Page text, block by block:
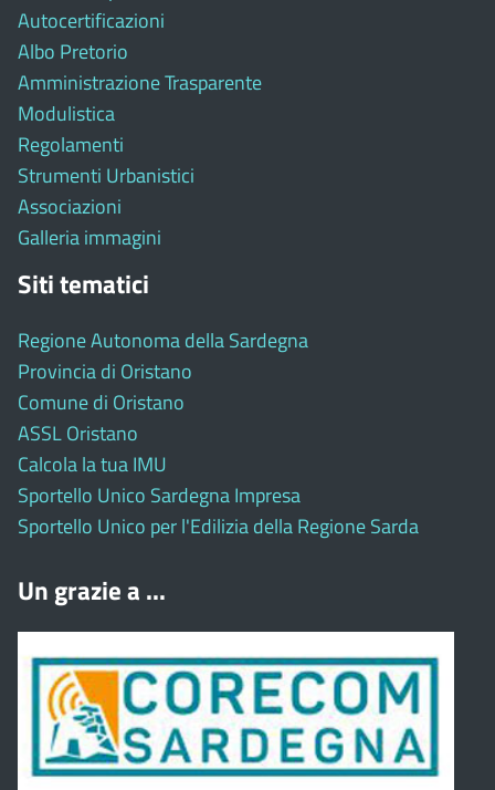
Autocertificazioni
Albo Pretorio
Amministrazione Trasparente
Modulistica
Regolamenti
Strumenti Urbanistici
Associazioni
Galleria immagini
Siti tematici
Regione Autonoma della Sardegna
Provincia di Oristano
Comune di Oristano
ASSL Oristano
Calcola la tua IMU
Sportello Unico Sardegna Impresa
Sportello Unico per l'Edilizia della Regione Sarda
Un grazie a ...